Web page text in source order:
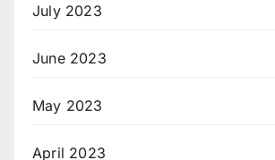
July 2023
June 2023
May 2023
April 2023